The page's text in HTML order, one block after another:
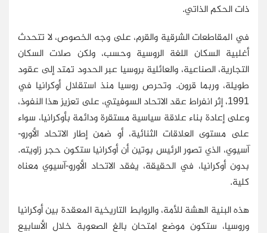
ذات الحكم الذاتي.
في المقاطعات الشرقية والقرم، على وجه الخصوص، لا تتحدث
أغلبية السكان اللغة الروسية وحسب، ولكن صلات السكان
التجارية، الصناعية، والعائلية بروسيا عبر الحدود تمتد إلى عقود
طويلة، وربما قرون. وتحرص روسيا منذ استقلال أوكرانيا في
1991، إثر انفراط عقد الاتحاد السوفيتي، على تعزيز هذا النفوذ،
وعلى إعادة بناء علاقة سياسية مستقرة ودائمة بأوكرانيا، سواء
على مستوى العلاقات الثنائية، أو ضمن إطار الاتحاد الأورو-
آسيوي، الذي تصور الرئيس بوتين أن أوكرانيا ستكون حجر زاويته.
بدون أوكرانيا، في الحقيقة، يفقد الاتحاد الأورو-آسيوي معناه
كلية.
هذه البنية الهشة للأمة، والروابط التاريخية المعقدة بين أوكرانيا
وروسيا، ستكون موضع امتحان بالغ الصعوبة خلال الأسابيع